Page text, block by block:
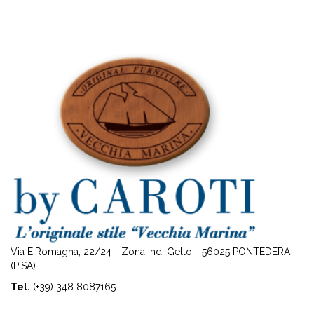
Via E.Romagna, 22/24 - Zona Ind. Gello - 56025 PONTEDERA
(PISA)
Tel. (+39) 348 8087165